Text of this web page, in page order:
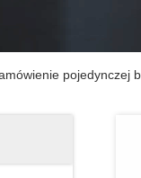
pojedynczej